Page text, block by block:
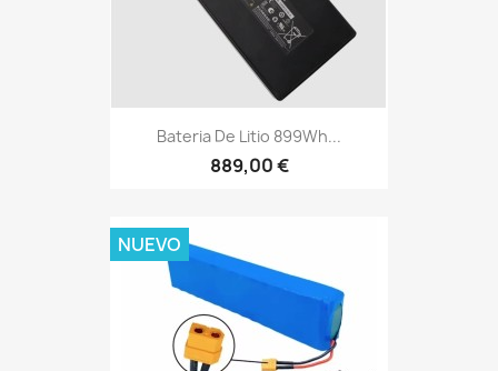
Bateria De Litio 899Wh...
889,00 €
NUEVO